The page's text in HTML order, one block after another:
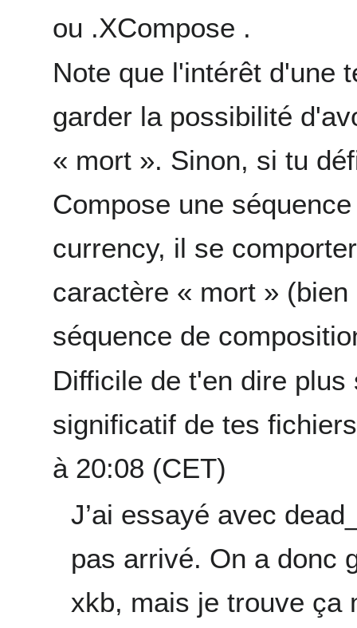
ou .XCompose .
Note que l'intérêt d'une
garder la possibilité
« mort ». Sinon, si tu
Compose une
currency, il se
caractère « mort »
séquence de
Difficile de t'en dire
significatif de tes
à 20:08 (CET)
J’ai essayé avec
pas arrivé. On a donc
xkb, mais je trouve ça